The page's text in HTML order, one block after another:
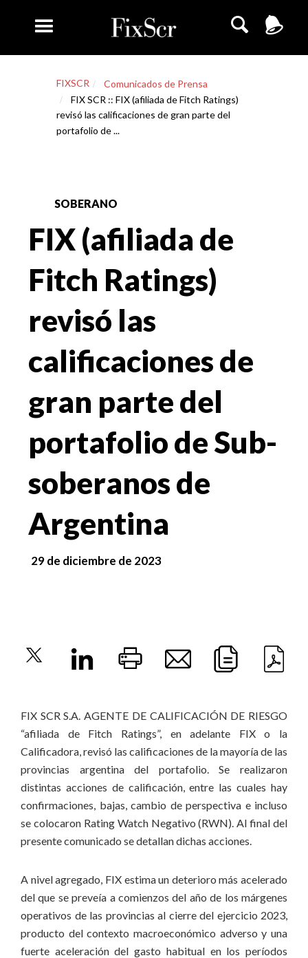
FIXSCR
Comunicados de Prensa
FIX SCR :: FIX (afiliada de Fitch Ratings)
revisó las calificaciones de gran parte del
portafolio de ...
SOBERANO
FIX (afiliada de
Fitch Ratings)
revisó las
calificaciones de
gran parte del
portafolio de Sub-
soberanos de
Argentina
29 de diciembre de 2023
FIX SCR S.A. AGENTE DE CALIFICACIÓN DE RIESGO
“afiliada de Fitch Ratings”, en adelante FIX o la
Calificadora, revisó las calificaciones de la mayoría de las
provincias argentina del portafolio. Se realizaron
distintas acciones de calificación, entre las cuales hay
confirmaciones, bajas, cambio de perspectiva e incluso
se colocaron Rating Watch Negativo (RWN). Al final del
presente comunicado se detallan dichas acciones.
A nivel agregado, FIX estima un deterioro más acelerado
del que se preveía a comienzos del año de los márgenes
operativos de las provincias al cierre del ejercicio 2023,
producto del contexto macroeconómico adverso y una
fuerte aceleración del gasto habitual en los períodos